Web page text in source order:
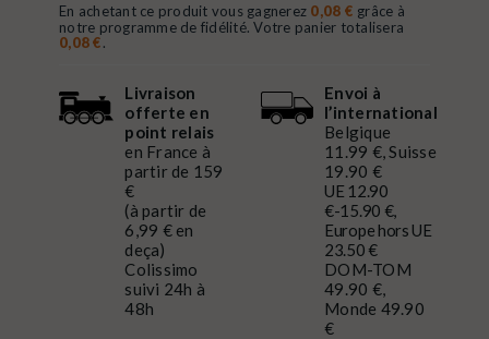
En achetant ce produit vous gagnerez 0,08 € grâce à
notre programme de fidélité. Votre panier totalisera
0,08 €.
Livraison
offerte en
point relais
en France à
partir de 159
€
(à partir de
6,99 € en
deça)
Colissimo
suivi 24h à
48h
Envoi à
l’international
Belgique
11.99 €, Suisse
19.90 €
UE 12.90
€-15.90 €,
Europe hors UE
23.50 €
DOM-TOM
49.90 €,
Monde 49.90
€